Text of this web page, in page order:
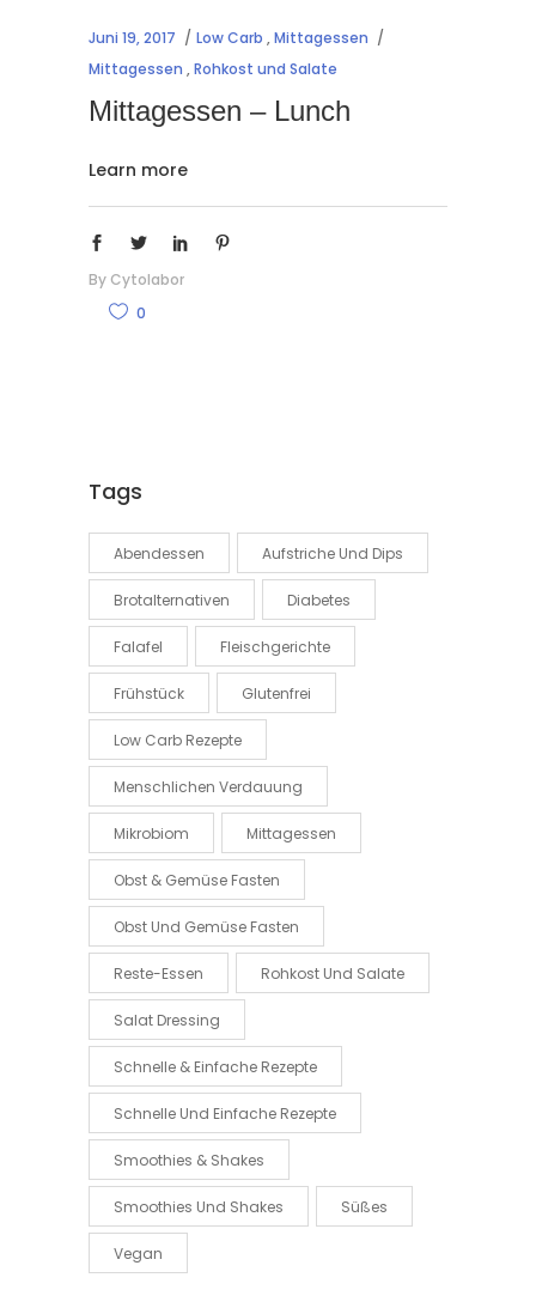
Juni 19, 2017 Low Carb ,Mittagessen
Mittagessen ,Rohkost und Salate
Mittagessen – Lunch
Learn more
By Cytolabor
0
Tags
Abendessen Aufstriche Und Dips
Brotalternativen Diabetes
Falafel Fleischgerichte
Frühstück Glutenfrei
Low Carb Rezepte
Menschlichen Verdauung
Mikrobiom Mittagessen
Obst & Gemüse Fasten
Obst Und Gemüse Fasten
Reste-Essen Rohkost Und Salate
Salat Dressing
Schnelle & Einfache Rezepte
Schnelle Und Einfache Rezepte
Smoothies & Shakes
Smoothies Und Shakes Süßes
Vegan